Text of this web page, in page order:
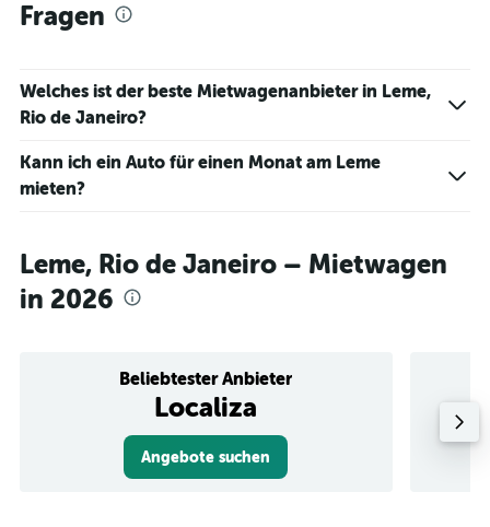
Fragen
Welches ist der beste Mietwagenanbieter in Leme,
Rio de Janeiro?
Kann ich ein Auto für einen Monat am Leme
mieten?
Leme, Rio de Janeiro – Mietwagen
in 2026
Beliebtester Anbieter
Localiza
Angebote suchen